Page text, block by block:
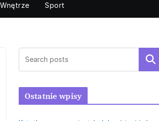
Sport
Szukaj
Ostatnie wpisy